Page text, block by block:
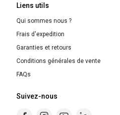
Liens utils
Qui sommes nous ?
Frais d'expedition
Garanties et retours
Conditions générales de vente
FAQs
Suivez-nous